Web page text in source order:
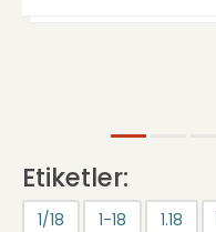
Etiketler:
1/18 1-18 1.18